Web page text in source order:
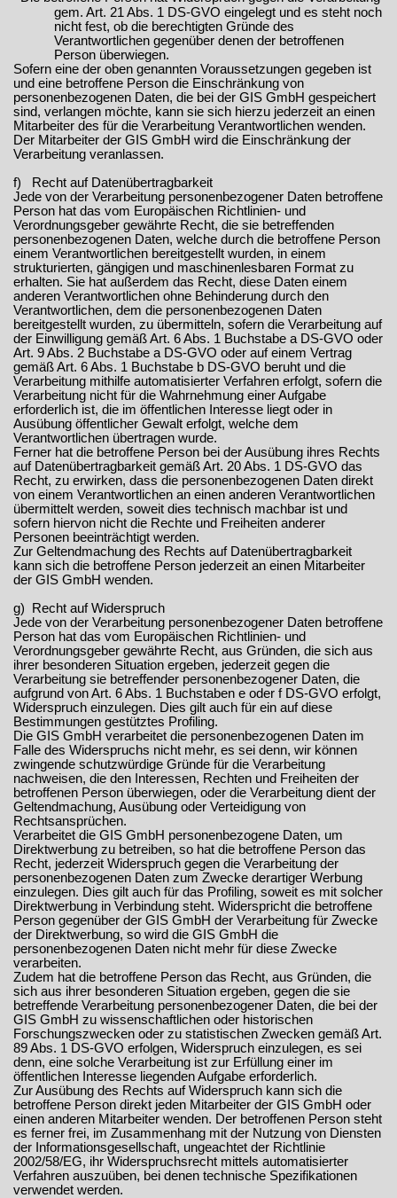
gem. Art. 21 Abs. 1 DS-GVO eingelegt und es steht noch
nicht fest, ob die berechtigten Gründe des
Verantwortlichen gegenüber denen der betroffenen
Person überwiegen.
Sofern eine der oben genannten Voraussetzungen gegeben ist
und eine betroffene Person die Einschränkung von
personenbezogenen Daten, die bei der GIS GmbH gespeichert
sind, verlangen möchte, kann sie sich hierzu jederzeit an einen
Mitarbeiter des für die Verarbeitung Verantwortlichen wenden.
Der Mitarbeiter der GIS GmbH wird die Einschränkung der
Verarbeitung veranlassen.
f) Recht auf Datenübertragbarkeit
Jede von der Verarbeitung personenbezogener Daten betroffene
Person hat das vom Europäischen Richtlinien- und
Verordnungsgeber gewährte Recht, die sie betreffenden
personenbezogenen Daten, welche durch die betroffene Person
einem Verantwortlichen bereitgestellt wurden, in einem
strukturierten, gängigen und maschinenlesbaren Format zu
erhalten. Sie hat außerdem das Recht, diese Daten einem
anderen Verantwortlichen ohne Behinderung durch den
Verantwortlichen, dem die personenbezogenen Daten
bereitgestellt wurden, zu übermitteln, sofern die Verarbeitung auf
der Einwilligung gemäß Art. 6 Abs. 1 Buchstabe a DS-GVO oder
Art. 9 Abs. 2 Buchstabe a DS-GVO oder auf einem Vertrag
gemäß Art. 6 Abs. 1 Buchstabe b DS-GVO beruht und die
Verarbeitung mithilfe automatisierter Verfahren erfolgt, sofern die
Verarbeitung nicht für die Wahrnehmung einer Aufgabe
erforderlich ist, die im öffentlichen Interesse liegt oder in
Ausübung öffentlicher Gewalt erfolgt, welche dem
Verantwortlichen übertragen wurde.
Ferner hat die betroffene Person bei der Ausübung ihres Rechts
auf Datenübertragbarkeit gemäß Art. 20 Abs. 1 DS-GVO das
Recht, zu erwirken, dass die personenbezogenen Daten direkt
von einem Verantwortlichen an einen anderen Verantwortlichen
übermittelt werden, soweit dies technisch machbar ist und
sofern hiervon nicht die Rechte und Freiheiten anderer
Personen beeinträchtigt werden.
Zur Geltendmachung des Rechts auf Datenübertragbarkeit
kann sich die betroffene Person jederzeit an einen Mitarbeiter
der GIS GmbH wenden.
g) Recht auf Widerspruch
Jede von der Verarbeitung personenbezogener Daten betroffene
Person hat das vom Europäischen Richtlinien- und
Verordnungsgeber gewährte Recht, aus Gründen, die sich aus
ihrer besonderen Situation ergeben, jederzeit gegen die
Verarbeitung sie betreffender personenbezogener Daten, die
aufgrund von Art. 6 Abs. 1 Buchstaben e oder f DS-GVO erfolgt,
Widerspruch einzulegen. Dies gilt auch für ein auf diese
Bestimmungen gestütztes Profiling.
Die GIS GmbH verarbeitet die personenbezogenen Daten im
Falle des Widerspruchs nicht mehr, es sei denn, wir können
zwingende schutzwürdige Gründe für die Verarbeitung
nachweisen, die den Interessen, Rechten und Freiheiten der
betroffenen Person überwiegen, oder die Verarbeitung dient der
Geltendmachung, Ausübung oder Verteidigung von
Rechtsansprüchen.
Verarbeitet die GIS GmbH personenbezogene Daten, um
Direktwerbung zu betreiben, so hat die betroffene Person das
Recht, jederzeit Widerspruch gegen die Verarbeitung der
personenbezogenen Daten zum Zwecke derartiger Werbung
einzulegen. Dies gilt auch für das Profiling, soweit es mit solcher
Direktwerbung in Verbindung steht. Widerspricht die betroffene
Person gegenüber der GIS GmbH der Verarbeitung für Zwecke
der Direktwerbung, so wird die GIS GmbH die
personenbezogenen Daten nicht mehr für diese Zwecke
verarbeiten.
Zudem hat die betroffene Person das Recht, aus Gründen, die
sich aus ihrer besonderen Situation ergeben, gegen die sie
betreffende Verarbeitung personenbezogener Daten, die bei der
GIS GmbH zu wissenschaftlichen oder historischen
Forschungszwecken oder zu statistischen Zwecken gemäß Art.
89 Abs. 1 DS-GVO erfolgen, Widerspruch einzulegen, es sei
denn, eine solche Verarbeitung ist zur Erfüllung einer im
öffentlichen Interesse liegenden Aufgabe erforderlich.
Zur Ausübung des Rechts auf Widerspruch kann sich die
betroffene Person direkt jeden Mitarbeiter der GIS GmbH oder
einen anderen Mitarbeiter wenden. Der betroffenen Person steht
es ferner frei, im Zusammenhang mit der Nutzung von Diensten
der Informationsgesellschaft, ungeachtet der Richtlinie
2002/58/EG, ihr Widerspruchsrecht mittels automatisierter
Verfahren auszuüben, bei denen technische Spezifikationen
verwendet werden.